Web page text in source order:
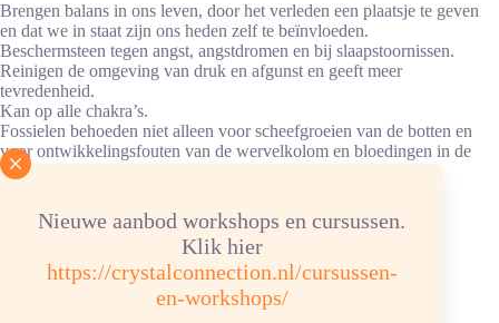
Nieuwe aanbod workshops en cursussen.
Klik hier
https://crystalconnection.nl/cursussen-
en-workshops/
Brengen balans in ons leven, door het verleden een plaatsje te geven
en dat we in staat zijn ons heden zelf te beïnvloeden.
Beschermsteen tegen angst, angstdromen en bij slaapstoornissen.
Reinigen de omgeving van druk en afgunst en geeft meer
tevredenheid.
Kan op alle chakra’s.
Fossielen behoeden niet alleen voor scheefgroeien van de botten en
voor ontwikkelingsfouten van de wervelkolom en bloedingen in de
hersenen.
Fossielen helpen bij erg braken.
Hier werken trillobieten bijzonder intensief.
Ze buigen zenuw- en zielstoringen om.
De aura is voor de zachte krachten van fossielen bijzonder